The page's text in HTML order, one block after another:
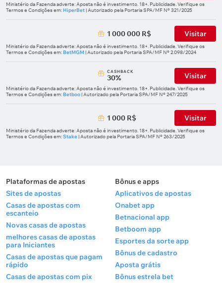
Ministério da Fazenda adverte: Aposta não é investimento. 18+. Publicidade. Verifique os
Termos e Condições em: HiperBet| Autorizado pela Portaria SPA/MF Nº 321/2025
1 000 000 R$ Visitar
Ministério da Fazenda adverte: Aposta não é investimento. 18+. Publicidade. Verifique os
Termos e Condições em: BetMGM| Autorizado pela Portaria SPA/MF Nº 2.098/2024
СASHBACK
30% Visitar
Ministério da Fazenda adverte: Aposta não é investimento. 18+. Publicidade. Verifique os
Termos e Condições em: Betboo| Autorizado pela Portaria SPA/MF Nº 247/2025
1 000 R$ Visitar
Ministério da Fazenda adverte: Aposta não é investimento. 18+. Publicidade. Verifique os
Termos e Condições em:Stake| Autorizado pela Portaria SPA/MF Nº 263/2025
Plataformas de apostas
Sites de apostas
Casas de apostas com
escanteio
Novas casas de apostas
melhores casas de apostas
para Iniciantes
Casas de apostas que pagam
rápido
Casas de apostas com pix
Bônus e apps
Aplicativos de apostas
Onabet app
Betnacional app
Betboom app
Esportes da sorte app
Bônus de cadastro
Aposta grátis
Bônus estrela bet